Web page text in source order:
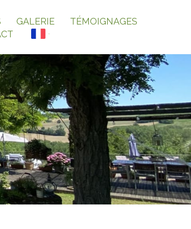
GALERIE
TÉMOIGNAGES